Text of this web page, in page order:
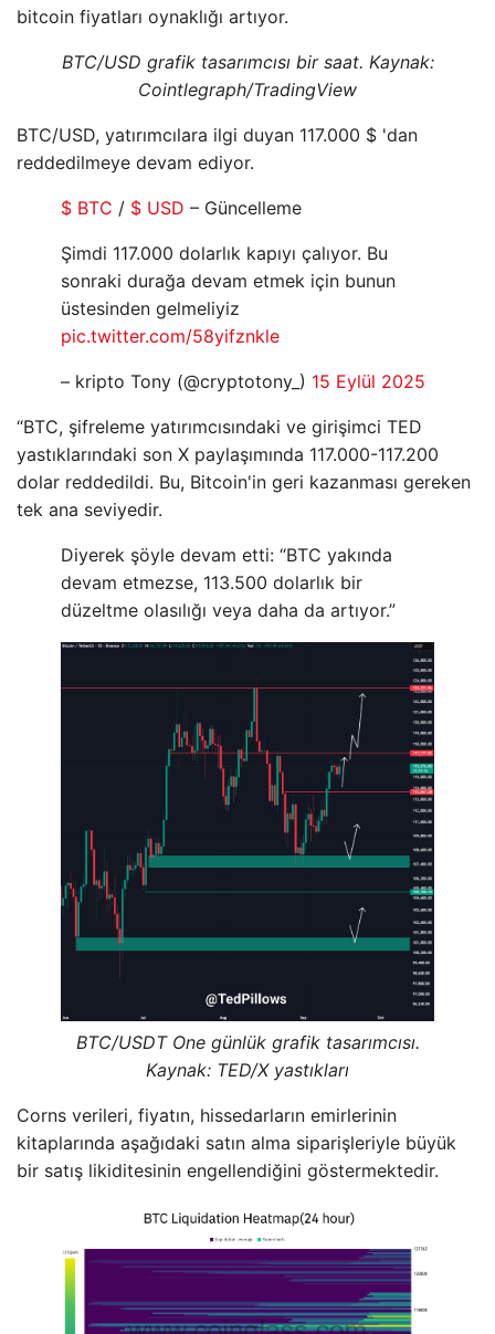
bitcoin fiyatları oynaklığı artıyor.
BTC/USD grafik tasarımcısı bir saat. Kaynak:
Cointlegraph/TradingView
BTC/USD, yatırımcılara ilgi duyan 117.000 $ 'dan
reddedilmeye devam ediyor.
$ BTC / $ USD – Güncelleme
Şimdi 117.000 dolarlık kapıyı çalıyor. Bu
sonraki durağa devam etmek için bunun
üstesinden gelmeliyiz
pic.twitter.com/58yifznkle
– kripto Tony (@cryptotony_) 15 Eylül 2025
“BTC, şifreleme yatırımcısındaki ve girişimci TED
yastıklarındaki son X paylaşımında 117.000-117.200
dolar reddedildi. Bu, Bitcoin'in geri kazanması gereken
tek ana seviyedir.
Diyerek şöyle devam etti: “BTC yakında
devam etmezse, 113.500 dolarlık bir
düzeltme olasılığı veya daha da artıyor.”
BTC/USDT One günlük grafik tasarımcısı.
Kaynak: TED/X yastıkları
Corns verileri, fiyatın, hissedarların emirlerinin
kitaplarında aşağıdaki satın alma siparişleriyle büyük
bir satış likiditesinin engellendiğini göstermektedir.